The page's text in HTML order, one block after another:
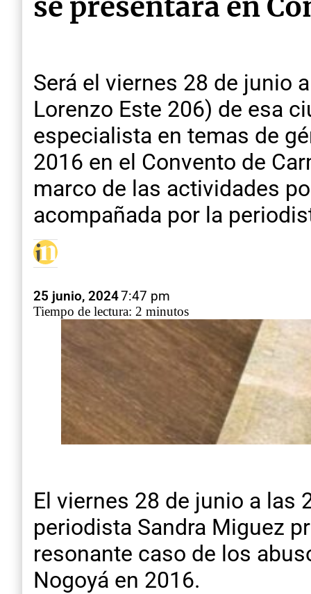
Será el viernes 28 de junio
Lorenzo Este 206) de esa
especialista en temas de
2016 en el Convento de
marco de las actividades
acompañada por la
25 junio, 20247:47 pm
Tiempo de lectura: 2 minutos
El viernes 28 de junio a las
periodista Sandra Miguez
resonante caso de los
Nogoyá en 2016.